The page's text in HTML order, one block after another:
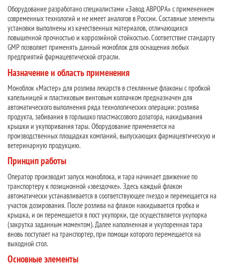
Оборудование разработано специалистами «Завод АВРОРА» с применением
современных технологий и не имеет аналогов в России. Составные элементы
установки выполнены из качественных материалов, отличающихся
повышенной прочностью и коррозийной стойкостью. Соответствие стандарту
GMP позволяет применять данный моноблок для оснащения любых
предприятий фармацевтической отрасли.
Назначение и область применения
Моноблок «Мастер» для розлива лекарств в стеклянные флаконы с пробкой
капельницей и пластиковым винтовым колпачком предназначен для
автоматического выполнения ряда технологических операции: розлива
продукта, забивания в горлышко пластмассового дозатора, накидывания
крышки и укупоривания тары. Оборудование применяется на
производственных площадках компаний, выпускающих фармацевтическую и
ветеринарную продукцию.
Принцип работы
Оператор производит запуск моноблока, и тара начинает движение по
транспортеру к позиционной «звездочке». Здесь каждый флакон
автоматически устанавливается в соответствующее гнездо и перемещается на
участок дозирования. После розлива на флакон накидывается пробка и
крышка, и он перемещается в пост укупорки, где осуществляется укупорка
(закрутка заданным моментом). Далее наполненная и укупоренная тара
вновь поступает на транспортер, при помощи которого перемещается на
выходной стол.
Основные элементы